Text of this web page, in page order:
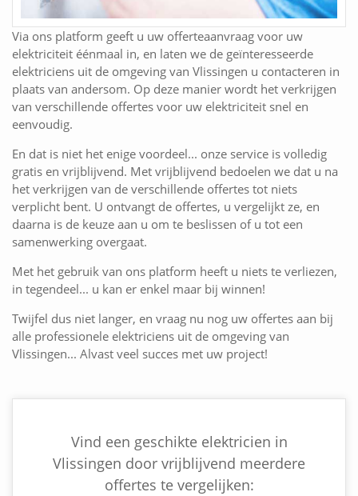
Via ons platform geeft u uw offerteaanvraag voor uw
elektriciteit éénmaal in, en laten we de geïnteresseerde
elektriciens uit de omgeving van Vlissingen u contacteren in
plaats van andersom. Op deze manier wordt het verkrijgen
van verschillende offertes voor uw elektriciteit snel en
eenvoudig.
En dat is niet het enige voordeel... onze service is volledig
gratis en vrijblijvend. Met vrijblijvend bedoelen we dat u na
het verkrijgen van de verschillende offertes tot niets
verplicht bent. U ontvangt de offertes, u vergelijkt ze, en
daarna is de keuze aan u om te beslissen of u tot een
samenwerking overgaat.
Met het gebruik van ons platform heeft u niets te verliezen,
in tegendeel... u kan er enkel maar bij winnen!
Twijfel dus niet langer, en vraag nu nog uw offertes aan bij
alle professionele elektriciens uit de omgeving van
Vlissingen... Alvast veel succes met uw project!
Vind een geschikte elektricien in
Vlissingen door vrijblijvend meerdere
offertes te vergelijken: